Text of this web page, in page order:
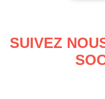
SUIVEZ